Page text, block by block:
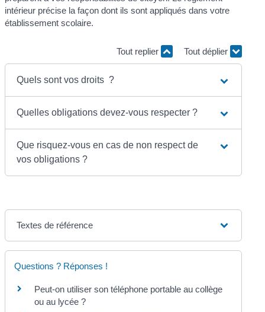
intérieur précise la façon dont ils sont appliqués dans votre
établissement scolaire.
Tout replier Tout déplier
Quels sont vos droits ?
Quelles obligations devez-vous respecter ?
Que risquez-vous en cas de non respect de
vos obligations ?
Textes de référence
Questions ? Réponses !
Peut-on utiliser son téléphone portable au collège
ou au lycée ?